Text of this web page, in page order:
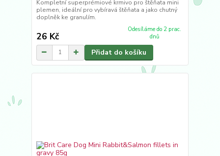
Kompletní superprémiové krmivo pro štěňata mini
plemen, ideální pro vybíravá štěňata a jako chutný
doplněk ke granulím.
26 Kč
Odesíláme do 2 prac.
dnů
Přidat do košíku